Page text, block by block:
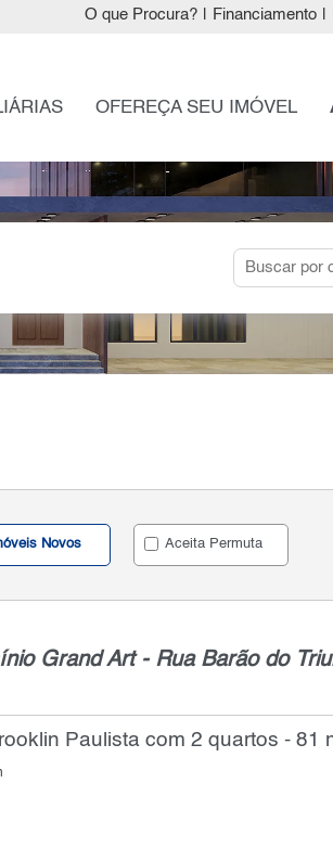
O que Procura? Financiamento
OFEREÇA SEU IMÓVEL
Novos Aceita Permuta
Grand Art - Rua Barão do
Paulista com 2 quartos - 81